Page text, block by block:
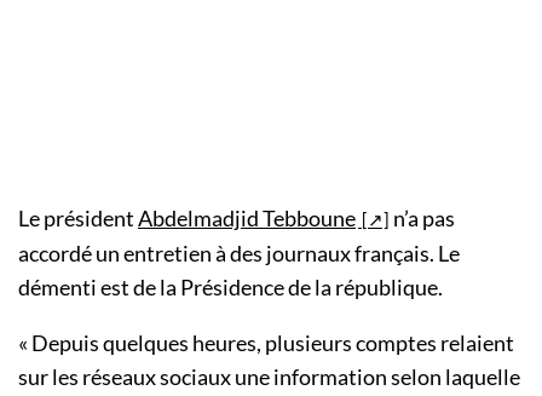
Le présidentAbdelmadjid Tebboune
n’a pas
accordé un entretien à des journaux français. Le
démenti est de la Présidence de la république.
« Depuis quelques heures, plusieurs comptes relaient
sur les réseaux sociaux une information selon laquelle